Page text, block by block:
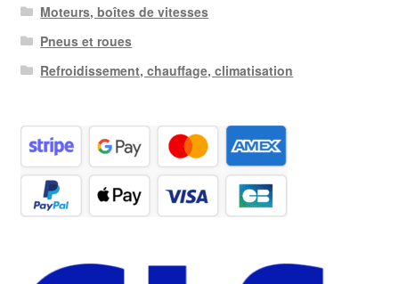
Moteurs, boîtes de vitesses
Pneus et roues
Refroidissement, chauffage, climatisation